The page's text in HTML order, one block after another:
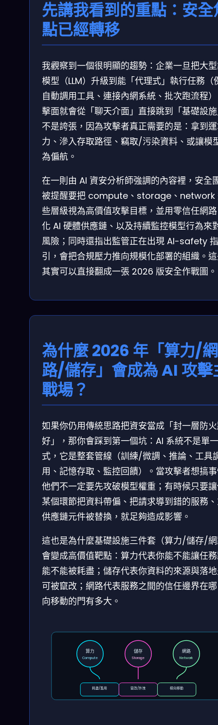
先講我看到的重點：安全
點已經轉移
我觀察到一個很明顯的趨勢：企業一旦把大
模型（LLM）升級到能「代理式」執行任務（
自動調用工具、連接內網系統、批次跑流程
擊面就會從「聊天介面」直接跳到「基礎設
不是誇張，因為攻擊者真正需要的是：拿到
力、滲入存取路徑、竊取/污染資料、或讓模
為偏航。
在一則由 AI 資安分析師強調的內容裡，安全
被提醒要把 compute、storage、network
些層級視為高價值攻擊目標，並用零信任網
化 AI 硬體供應鏈、以及持續監控模型行為來
風險；同時還指出監管正在出現 AI-safety 指
引，會把合規壓力推向規模化部署的組織。
其實可以直接翻成一張 2026 版安全作戰圖。
為什麼 2026 年「算力/網
路/儲存」會成為 AI 攻擊
戰場？
如果你仍用傳統思路把資安當成「封一層防
好」，那你會踩到第一個坑：AI 系統不是單
式，它是整套管線（訓練/微調、推論、工具
用、記憶存取、監控回饋）。當攻擊者想搞
他們不一定要先攻破模型權重；有時候只要
某個環節把資料帶偏、把請求導到錯的服務
供應鏈元件被替換，就足夠造成影響。
這也是為什麼基礎設施三件套（算力/儲存/
會變成高價值靶點：算力代表你能不能讓任
能不能被耗盡；儲存代表你資料的來源與落
可被竄改；網路代表服務之間的信任邊界在
向移動的門有多大。
算力
Compute
儲存
Storage
網路
Network
耗盡/濫用 竄改/外洩 橫向移動